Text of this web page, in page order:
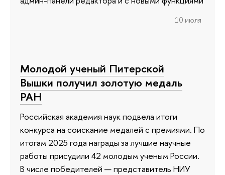
10 июля
Молодой ученый Питерской
Вышки получил золотую медаль
РАН
Российская академия наук подвела итоги
конкурса на соискание медалей с премиями. По
итогам 2025 года награды за лучшие научные
работы присудили 42 молодым ученым России.
В числе победителей — представитель НИУ